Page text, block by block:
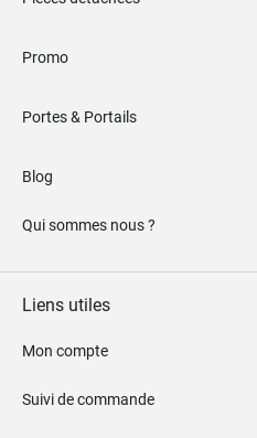
Promo
Portes & Portails
Blog
Qui sommes nous ?
Liens utiles
Mon compte
Suivi de commande